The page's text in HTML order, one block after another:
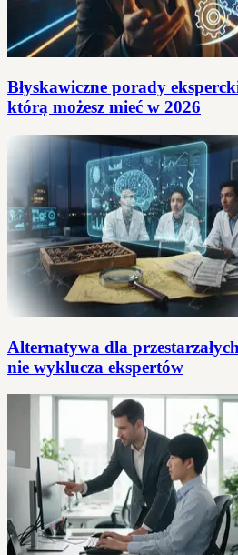
Błyskawiczne porady
którą możesz mieć w 2026
Alternatywa dla
nie wyklucza ekspertów